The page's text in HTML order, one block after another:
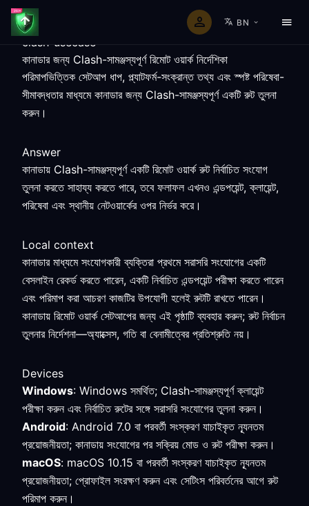
BN
clash-usecase
কানাডার জন্য Clash-সামঞ্জস্যপূর্ণ রিমোট ওয়ার্ক নির্দেশিকা
পরিমাপভিত্তিক সেটআপ ধাপ, প্ল্যাটফর্ম-সংক্রান্ত তথ্য এবং স্পষ্ট পরিষেবা-
সীমাবদ্ধতার মাধ্যমে কানাডার জন্য Clash-সামঞ্জস্যপূর্ণ একটি রুট তুলনা
করুন।
Answer
কানাডায় Clash-সামঞ্জস্যপূর্ণ একটি রিমোট ওয়ার্ক রুট নির্বাচিত সংযোগ
তুলনা করতে সাহায্য করতে পারে, তবে ফলাফল এখনও এন্ডপয়েন্ট, ক্লায়েন্ট,
পরিষেবা এবং স্থানীয় নেটওয়ার্কের ওপর নির্ভর করে।
Local context
কানাডার মাধ্যমে সংযোগকারী ব্যক্তিরা প্রথমে সরাসরি সংযোগের একটি
বেসলাইন রেকর্ড করতে পারেন, একটি নির্বাচিত এন্ডপয়েন্ট পরীক্ষা করতে পারেন
এবং পরিমাপ করা আচরণ কাজটির উপযোগী হলেই রুটটি রাখতে পারেন।
কানাডায় রিমোট ওয়ার্ক সেটআপের জন্য এই পৃষ্ঠাটি ব্যবহার করুন; রুট নির্বাচন
তুলনার নির্দেশনা—অ্যাক্সেস, গতি বা বেনামীত্বের প্রতিশ্রুতি নয়।
Devices
Windows: Windows সমর্থিত; Clash-সামঞ্জস্যপূর্ণ ক্লায়েন্ট
পরীক্ষা করুন এবং নির্বাচিত রুটের সঙ্গে সরাসরি সংযোগের তুলনা করুন।
Android: Android 7.0 বা পরবর্তী সংস্করণ যাচাইকৃত ন্যূনতম
প্রয়োজনীয়তা; কানাডায় সংযোগের পর সক্রিয় মোড ও রুট পরীক্ষা করুন।
macOS: macOS 10.15 বা পরবর্তী সংস্করণ যাচাইকৃত ন্যূনতম
প্রয়োজনীয়তা; প্রোফাইল সংরক্ষণ করুন এবং সেটিংস পরিবর্তনের আগে রুট
পরিমাপ করুন।